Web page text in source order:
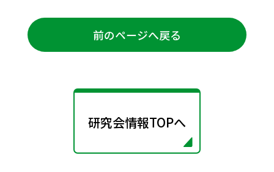
前のページへ戻る
研究会情報TOPへ